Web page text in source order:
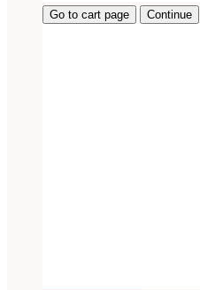
Go to cart page Continue